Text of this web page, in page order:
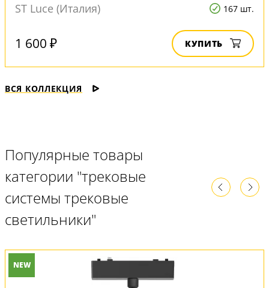
ST Luce (Италия)
167 шт.
1 600 ₽ КУПИТЬ
ВСЯ КОЛЛЕКЦИЯ
Популярные товары
категории "трековые
системы трековые
светильники"
NEW